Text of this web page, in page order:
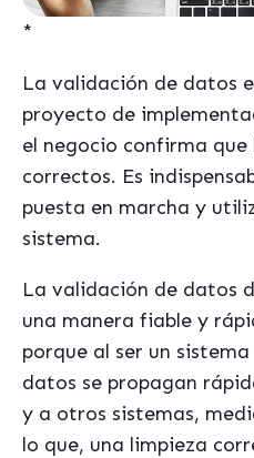
*
La validación de datos
proyecto de
el negocio confirma
correctos. Es
puesta en marcha y
sistema.
La validación de datos
una manera fiable y
porque al ser un
datos se propagan
y a otros sistemas,
lo que, una limpieza